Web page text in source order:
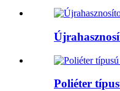
Poliéter